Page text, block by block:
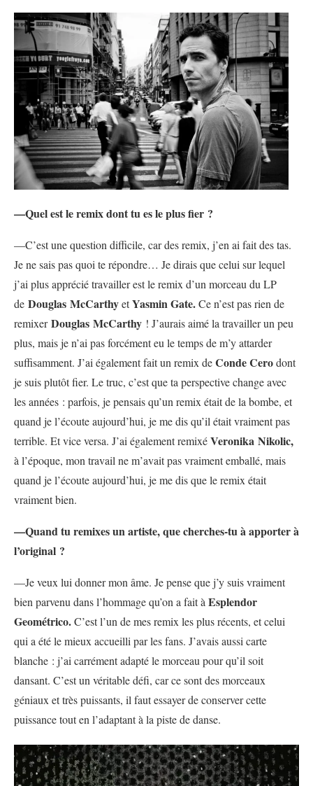
—Quel est le remix dont tu es le plus fier ?
—C’est une question difficile, car des remix, j’en ai fait des tas.
Je ne sais pas quoi te répondre… Je dirais que celui sur lequel
j’ai plus apprécié travailler est le remix d’un morceau du LP
de Douglas McCarthyetYasmin Gate.Ce n’est pas rien de
remixerDouglas McCarthy ! J’aurais aimé la travailler un peu
plus, mais je n’ai pas forcément eu le temps de m’y attarder
suffisamment. J’ai également fait un remix deConde Cerodont
je suis plutôt fier. Le truc, c’est que ta perspective change avec
les années : parfois, je pensais qu’un remix était de la bombe, et
quand je l’écoute aujourd’hui, je me dis qu’il était vraiment pas
terrible. Et vice versa. J’ai également remixéVeronika Nikolic,
à l’époque, mon travail ne m’avait pas vraiment emballé, mais
quand je l’écoute aujourd’hui, je me dis que le remix était
vraiment bien.
—Quand tu remixes un artiste, que cherches-tu à apporter à
l’original ?
—Je veux lui donner mon âme. Je pense que j’y suis vraiment
bien parvenu dans l’hommage qu’on a fait à Esplendor
Geométrico.C’est l’un de mes remix les plus récents, et celui
qui a été le mieux accueilli par les fans. J’avais aussi carte
blanche : j’ai carrément adapté le morceau pour qu’il soit
dansant. C’est un véritable défi, car ce sont des morceaux
géniaux et très puissants, il faut essayer de conserver cette
puissance tout en l’adaptant à la piste de danse.